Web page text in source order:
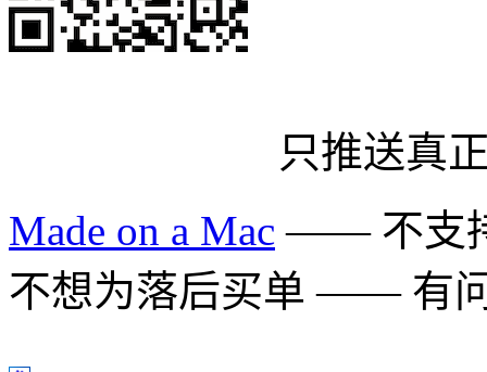
只推送真
Made on a Mac —— 不支
不想为落后买单 —— 有